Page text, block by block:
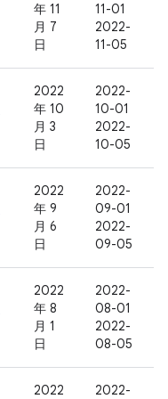
年 11
月 7
日
11-01
2022-
11-05
2022
年 10
月 3
日
2022-
10-01
2022-
10-05
2022
年 9
月 6
日
2022-
09-01
2022-
09-05
2022
年 8
月 1
日
2022-
08-01
2022-
08-05
2022
2022-